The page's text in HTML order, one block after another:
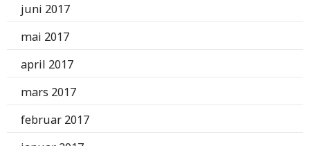
juni 2017
mai 2017
april 2017
mars 2017
februar 2017